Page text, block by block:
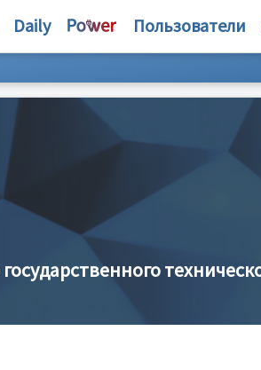
Daily Пользователи